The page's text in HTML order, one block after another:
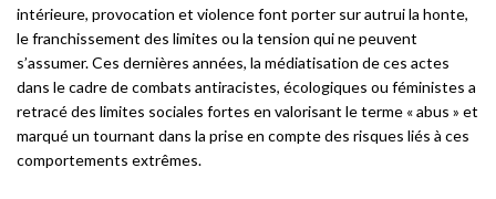
intérieure, provocation et violence font porter sur autrui la honte,
le franchissement des limites ou la tension qui ne peuvent
s’assumer. Ces dernières années, la médiatisation de ces actes
dans le cadre de combats antiracistes, écologiques ou féministes a
retracé des limites sociales fortes en valorisant le terme « abus » et
marqué un tournant dans la prise en compte des risques liés à ces
comportements extrêmes.